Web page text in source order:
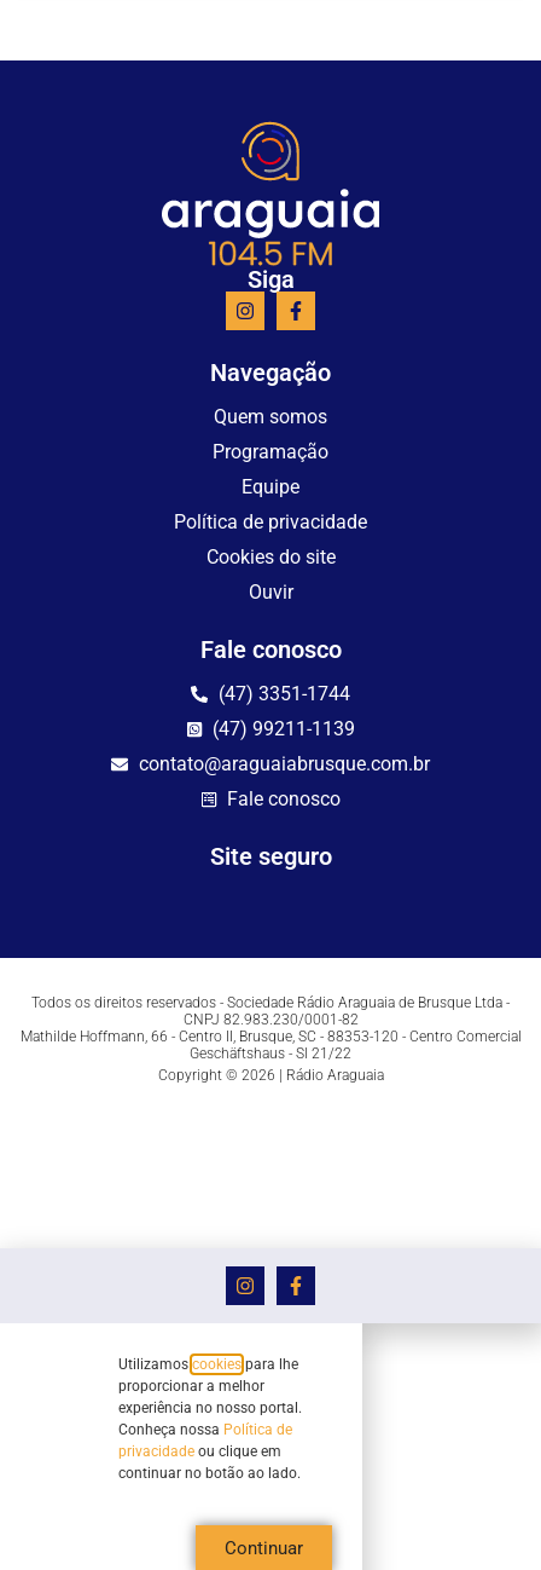
Siga
Navegação
Quem somos
Programação
Equipe
Política de privacidade
Cookies do site
Ouvir
Fale conosco
(47) 3351-1744
(47) 99211-1139
contato@araguaiabrusque.com.br
Fale conosco
Site seguro
Todos os direitos reservados - Sociedade Rádio Araguaia de Brusque Ltda -
CNPJ 82.983.230/0001-82
Mathilde Hoffmann, 66 - Centro II, Brusque, SC - 88353-120 - Centro Comercial
Geschäftshaus - Sl 21/22
Copyright © 2026 | Rádio Araguaia
Utilizamos cookies para lhe
proporcionar a melhor
experiência no nosso portal.
Conheça nossa Política de
privacidade ou clique em
continuar no botão ao lado.
Continuar